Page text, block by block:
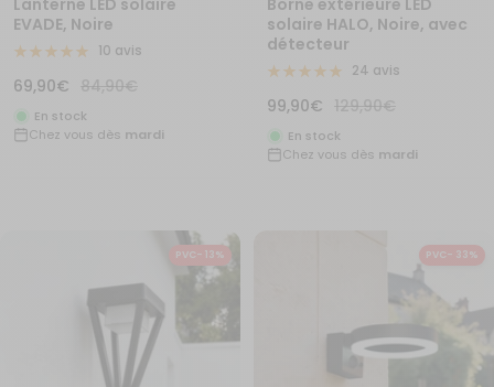
EVADE, Noire
10 avis
Prix
de
vente
69,90€ Prix
normal
84,90€
En stock
Chez vous dès mardi
solaire HALO, Noire, avec
détecteur
24 avis
Prix
de
vente
99,90€
Prix
normal
129,90€
En stock
Chez vous dès mardi
PVC- 13% PVC- 33%